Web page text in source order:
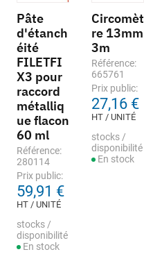
Pâte
d'étanch
éité
FILETFI
X3 pour
raccord
métalliq
ue flacon
60 ml
Référence:
280114
Prix public:
59,91 €
HT / UNITÉ
stocks /
disponibilité
En stock
Circomèt
re 13mm
3m
Référence:
665761
Prix public:
27,16 €
HT / UNITÉ
stocks /
disponibilité
En stock